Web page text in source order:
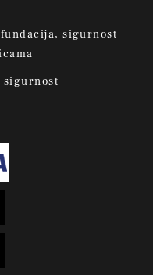
sigurnost
sigurnost